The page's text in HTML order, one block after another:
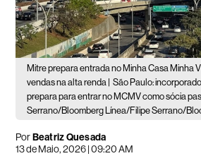
Mitre prepara entrada no Minha Casa Minha
vendas na alta renda |
São Paulo:
prepara para entrar no MCMV como sócia
Serrano/Bloomberg Línea/Filipe Serrano/
PorBeatriz Quesada
13 de Maio, 2026 | 09:20 AM